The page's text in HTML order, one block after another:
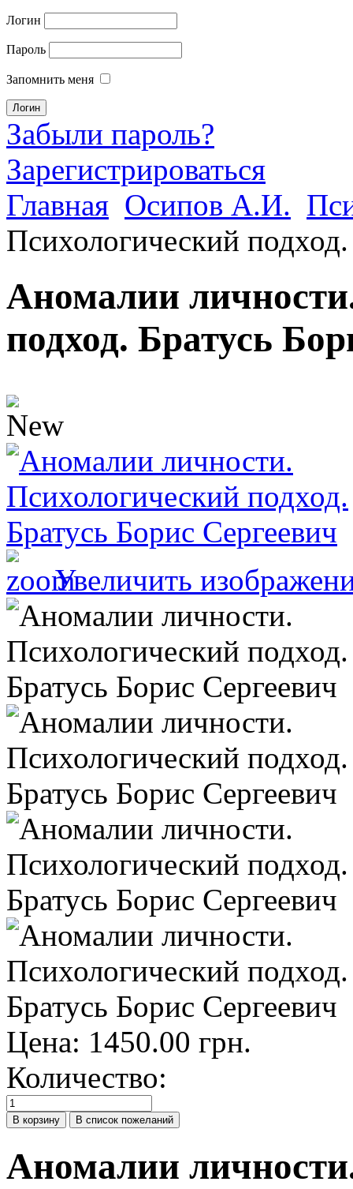
Логин
Пароль
Запомнить меня
Забыли пароль?
Зарегистрироваться
Главная Осипов А.И.
Психологический
Аномалии
подход. Братусь
Увеличить
Цена: 1450.00 грн.
Количество:
Аномалии